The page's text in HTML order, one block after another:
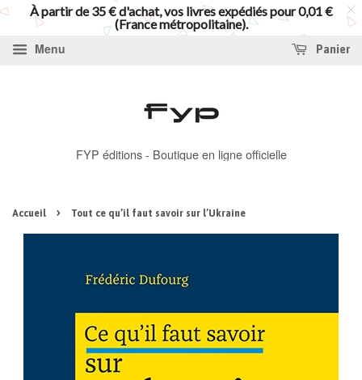
Menu Panier
FYP éditions - Boutique en ligne officielle
Accueil › Tout ce qu’il faut savoir sur l’Ukraine
À partir de 35 € d'achat, vos livres expédiés pour 0,01 €
(France métropolitaine).